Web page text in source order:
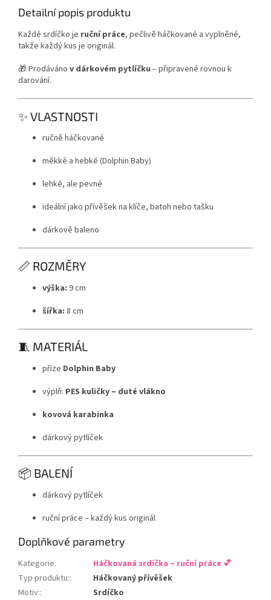
Detailní popis produktu
Každé srdíčko je ruční práce, pečlivě háčkované a vyplněné,
takže každý kus je originál.
🎁 Prodáváno v dárkovém pytlíčku – připravené rovnou k
darování.
✨ VLASTNOSTI
ručně háčkované
měkké a hebké (Dolphin Baby)
lehké, ale pevné
ideální jako přívěšek na klíče, batoh nebo tašku
dárkově baleno
📏 ROZMĚRY
výška: 9 cm
šířka: 8 cm
🧵 MATERIÁL
příze Dolphin Baby
výplň: PES kuličky – duté vlákno
kovová karabinka
dárkový pytlíček
📦 BALENÍ
dárkový pytlíček
ruční práce – každý kus originál
Doplňkové parametry
Kategorie:
Háčkovaná srdíčka – ruční práce 💕
Typ produktu::
Háčkovaný přívěšek
Motiv::
Srdíčko